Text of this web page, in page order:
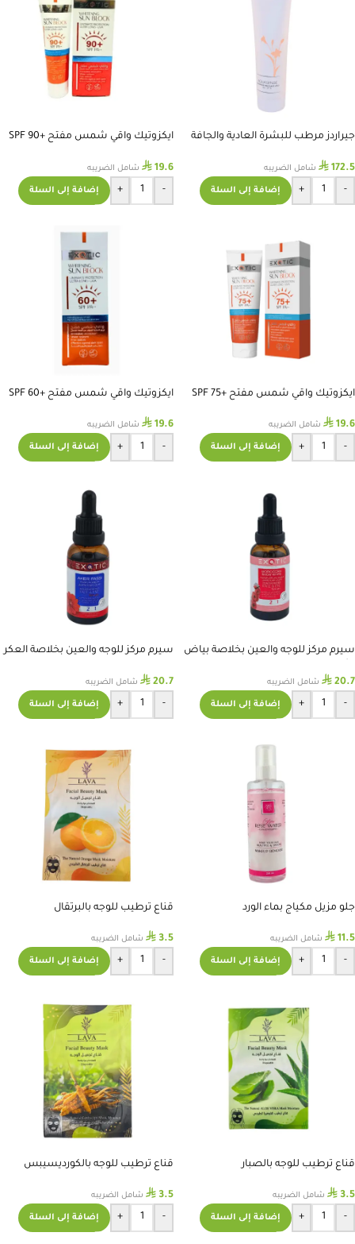
جيراردز مرطب للبشرة العادية والجافة
⃁ 172.5 شامل الضريبه
-
+ إضافة إلى السلة
ايكزوتيك واقي شمس مفتح SPF 90+
⃁ 19.6 شامل الضريبه
-
+ إضافة إلى السلة
ايكزوتيك واقي شمس مفتح SPF 75+
⃁ 19.6 شامل الضريبه
-
+ إضافة إلى السلة
ايكزوتيك واقي شمس مفتح SPF 60+
⃁ 19.6 شامل الضريبه
-
+ إضافة إلى السلة
سيرم مركز للوجه والعين بخلاصة بياض
⃁ 20.7 شامل الضريبه
-
+ إضافة إلى السلة
سيرم مركز للوجه والعين بخلاصة العكر
⃁ 20.7 شامل الضريبه
-
+ إضافة إلى السلة
جلو مزيل مكياج بماء الورد
⃁ 11.5 شامل الضريبه
-
+ إضافة إلى السلة
قناع ترطيب للوجه بالبرتقال
⃁ 3.5 شامل الضريبه
-
+ إضافة إلى السلة
قناع ترطيب للوجه بالصبار
⃁ 3.5 شامل الضريبه
-
+ إضافة إلى السلة
قناع ترطيب للوجه بالكورديسيبس
⃁ 3.5 شامل الضريبه
-
+ إضافة إلى السلة